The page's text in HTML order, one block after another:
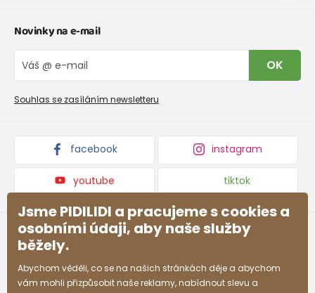
Tabulka velikostí obuvi
Vrácení zboží a reklamace
Reklamační řád
O nás
Blog
Velkoobchod PiDiLiDi
Affiliate program
Kolekce zboží
Novinky na e-mail
OK
Souhlas se zasíláním newsletteru
facebook instagram
youtube tiktok
Jsme PIDILIDI a pracujeme s cookies a
osobními údaji, aby naše služby
běžely.
Abychom věděli, co se na našich stránkách děje a abychom
vám mohli přizpůsobit naše reklamy, nabídnout slevu a